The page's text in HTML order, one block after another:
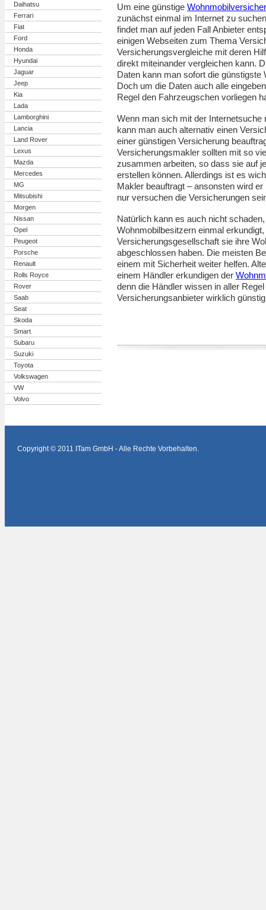
Daihatsu
Ferrari
Fiat
Ford
Honda
Hyundai
Jaguar
Jeep
Kia
Lada
Lamborghini
Lancia
Land Rover
Lexus
Mazda
Mercedes
MG
Mitsubishi
Morgen
Nissan
Opel
Peugeot
Porsche
Renault
Rolls Royce
Rover
Saab
Seat
Skoda
Smart
Subaru
Suzuki
Toyota
Volkswagen
VW
Volvo
Um eine günstige
zunächst einmal im Internet zu
findet man auf jeden Fall Anbieter
einigen Webseiten zum Thema
Versicherungsvergleiche mit deren
direkt miteinander vergleichen kann.
Daten kann man sofort die günstigste
Doch um die Daten auch alle
Regel den Fahrzeugschen vorliegen
Wenn man sich mit der Internetsuche
kann man auch alternativ einen
einer günstigen Versicherung
Versicherungsmakler sollten mit so
zusammen arbeiten, so dass sie auf
erstellen können. Allerdings ist es
Makler beauftragt – ansonsten wird
nur versuchen die Versicherungen
Natürlich kann es auch nicht
Wohnmobilbesitzern einmal
Versicherungsgesellschaft sie ihre
abgeschlossen haben. Die meisten
einem mit Sicherheit weiter helfen.
einem Händler erkundigen der
denn die Händler wissen in aller
Versicherungsanbieter wirklich
Copyright © 2011 ITam GmbH - Alle Rechte Vorbehalten.